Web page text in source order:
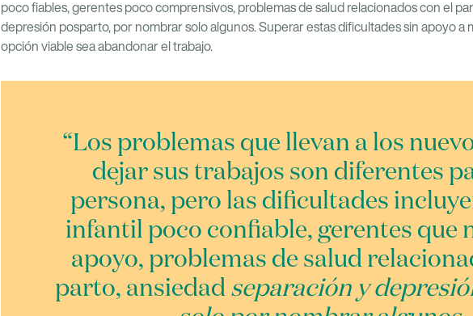
poco fiables, gerentes poco comprensivos, problemas de salud relacionados con el
depresión posparto, por nombrar solo algunos. Superar estas dificultades sin apoyo a
opción viable sea abandonar el trabajo.
“Los problemas que llevan a los
dejar sus trabajos son diferentes
persona, pero las dificultades
infantil poco confiable, gerentes que
apoyo, problemas de salud
parto, ansiedad separación y